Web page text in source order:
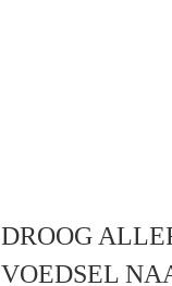
DROOG
VOEDSEL